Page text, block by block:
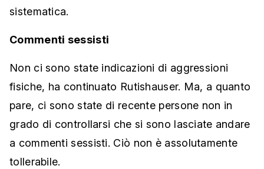
sistematica.
Commenti sessisti
Non ci sono state indicazioni di aggressioni
fisiche, ha continuato Rutishauser. Ma, a quanto
pare, ci sono state di recente persone non in
grado di controllarsi che si sono lasciate andare
a commenti sessisti. Ciò non è assolutamente
tollerabile.